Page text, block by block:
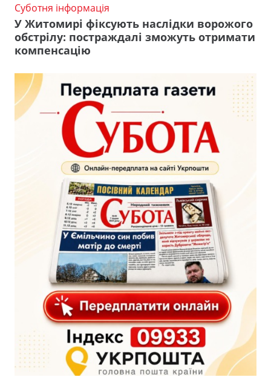
Суботня інформація
У Житомирі фіксують наслідки ворожого
обстрілу: постраждалі зможуть отримати
компенсацію